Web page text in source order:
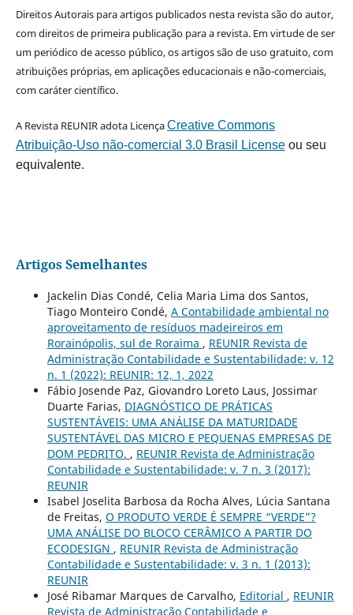
Direitos Autorais para artigos publicados nesta revista são do autor,
com direitos de primeira publicação para a revista. Em virtude de ser
um periódico de acesso público, os artigos são de uso gratuito, com
atribuições próprias, em aplicações educacionais e não-comerciais,
com caráter científico.
A Revista REUNIR adota LicençaCreative Commons
Atribuição-Uso não-comercial 3.0 Brasil Licenseou seu
equivalente.
Artigos Semelhantes
Jackelin Dias Condé, Celia Maria Lima dos Santos,
Tiago Monteiro Condé, A Contabilidade ambiental no
aproveitamento de resíduos madeireiros em
Rorainópolis, sul de Roraima , REUNIR Revista de
Administração Contabilidade e Sustentabilidade: v. 12
n. 1 (2022): REUNIR: 12, 1, 2022
Fábio Josende Paz, Giovandro Loreto Laus, Jossimar
Duarte Farias, DIAGNÓSTICO DE PRÁTICAS
SUSTENTÁVEIS: UMA ANÁLISE DA MATURIDADE
SUSTENTÁVEL DAS MICRO E PEQUENAS EMPRESAS DE
DOM PEDRITO. , REUNIR Revista de Administração
Contabilidade e Sustentabilidade: v. 7 n. 3 (2017):
REUNIR
Isabel Joselita Barbosa da Rocha Alves, Lúcia Santana
de Freitas, O PRODUTO VERDE É SEMPRE “VERDE”?
UMA ANÁLISE DO BLOCO CERÂMICO A PARTIR DO
ECODESIGN , REUNIR Revista de Administração
Contabilidade e Sustentabilidade: v. 3 n. 1 (2013):
REUNIR
José Ribamar Marques de Carvalho, Editorial , REUNIR
Revista de Administração Contabilidade e